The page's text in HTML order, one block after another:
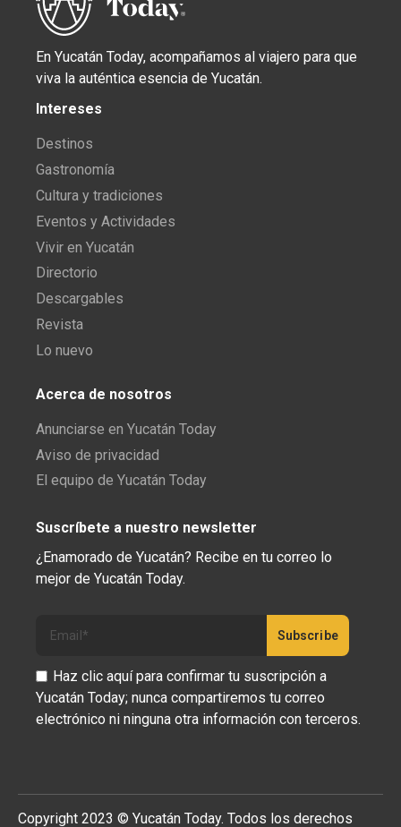
En Yucatán Today, acompañamos al viajero para que
viva la auténtica esencia de Yucatán.
Intereses
Destinos
Gastronomía
Cultura y tradiciones
Eventos y Actividades
Vivir en Yucatán
Directorio
Descargables
Revista
Lo nuevo
Acerca de nosotros
Anunciarse en Yucatán Today
Aviso de privacidad
El equipo de Yucatán Today
Suscríbete a nuestro newsletter
¿Enamorado de Yucatán? Recibe en tu correo lo
mejor de Yucatán Today.
Haz clic aquí para confirmar tu suscripción a
Yucatán Today; nunca compartiremos tu correo
electrónico ni ninguna otra información con terceros.
Copyright 2023 © Yucatán Today. Todos los derechos